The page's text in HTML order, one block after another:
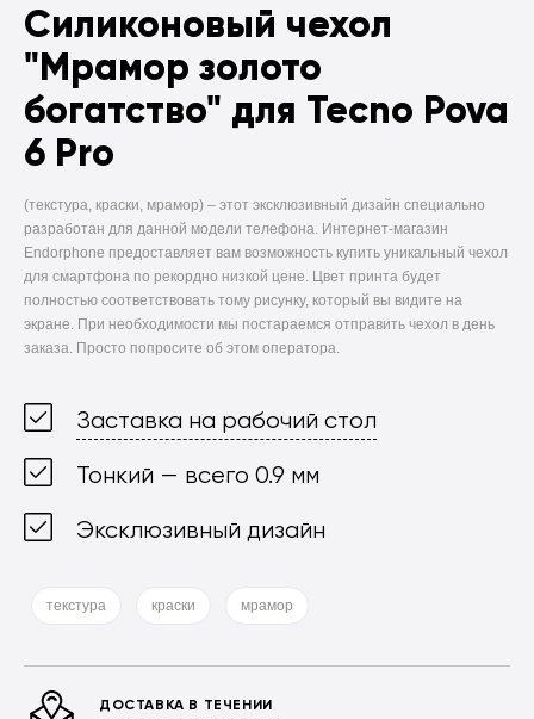
Силиконовый чехол
"Мрамор золото
богатство" для Tecno Pova
6 Pro
(текстура, краски, мрамор) – этот эксклюзивный дизайн специально
разработан для данной модели телефона. Интернет-магазин
Endorphone предоставляет вам возможность купить уникальный чехол
для смартфона по рекордно низкой цене. Цвет принта будет
полностью соответствовать тому рисунку, который вы видите на
экране. При необходимости мы постараемся отправить чехол в день
заказа. Просто попросите об этом оператора.
Заставка на рабочий стол
Тонкий — всего 0.9 мм
Эксклюзивный дизайн
текстура краски мрамор
ДОСТАВКА В ТЕЧЕНИИ